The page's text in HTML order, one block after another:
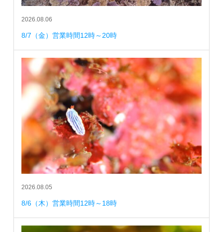
2026.08.06
8/7（金）営業時間12時～20時
2026.08.05
8/6（木）営業時間12時～18時